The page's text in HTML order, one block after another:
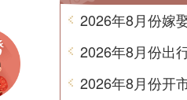
2026年8月份嫁
2026年8月份出
2026年8月份开